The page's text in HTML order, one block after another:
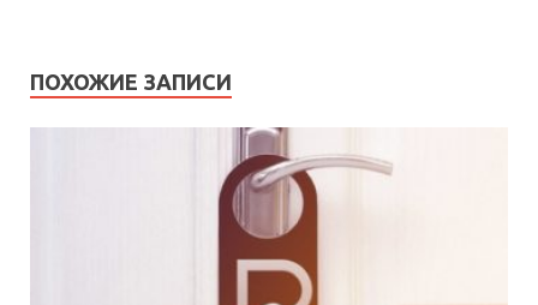
ПОХОЖИЕ ЗАПИСИ